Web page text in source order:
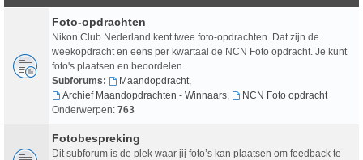
Foto-opdrachten
Nikon Club Nederland kent twee foto-opdrachten. Dat zijn de
weekopdracht en eens per kwartaal de NCN Foto opdracht. Je kunt
foto's plaatsen en beoordelen.
Subforums:
Maandopdracht,
Archief Maandopdrachten - Winnaars,
NCN Foto opdracht
Onderwerpen: 763
Fotobespreking
Dit subforum is de plek waar jij foto’s kan plaatsen om feedback te